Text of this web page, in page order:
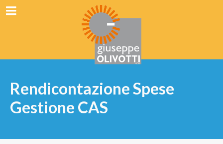
Rendicontazione Spese
Gestione CAS